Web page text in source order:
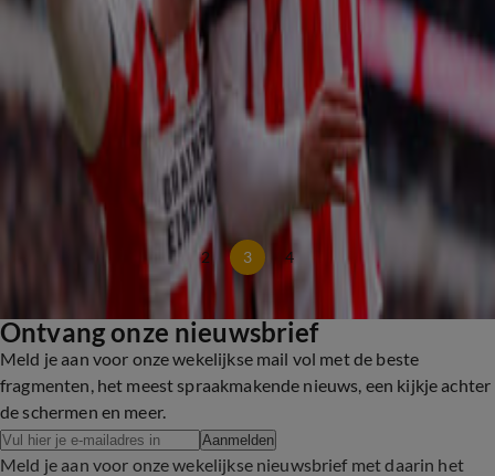
Joey Veerman aangedaan door blessure Jerdy Schouten: 'Hij zit huilend in de
4 apr, 20:26
PSV officieus kampioen na late thuiszege op FC Utrecht
4 apr, 18:31
PSV krijgt razendsnel twee goals om de oren tegen FC Utrecht
Zo kan PSV dit weekend kampioen van de Eredivisie worden
2 3 4
Ontvang onze nieuwsbrief
Meld je aan voor onze wekelijkse mail vol met de beste
fragmenten, het meest spraakmakende nieuws, een kijkje achter
de schermen en meer.
Aanmelden
Meld je aan voor onze wekelijkse nieuwsbrief met daarin het